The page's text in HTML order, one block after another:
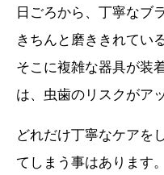
日ごろから、丁寧なブ
きちんと磨ききれてい
そこに複雑な器具が装
は、虫歯のリスクがア
どれだけ丁寧なケアを
てしまう事はあります。